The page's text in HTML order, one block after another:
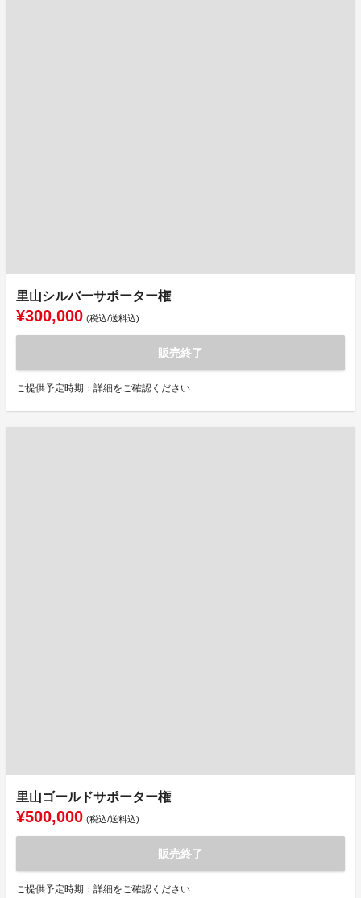
里山シルバーサポーター権
¥300,000 (税込/送料込)
販売終了
ご提供予定時期：詳細をご確認ください
里山ゴールドサポーター権
¥500,000 (税込/送料込)
販売終了
ご提供予定時期：詳細をご確認ください